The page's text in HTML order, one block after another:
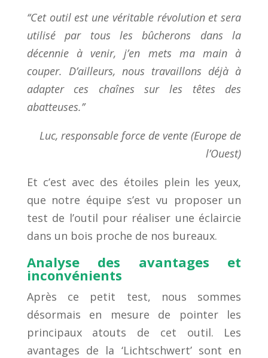
‘‘Cet outil est une véritable révolution et sera
utilisé par tous les bûcherons dans la
décennie à venir, j’en mets ma main à
couper. D’ailleurs, nous travaillons déjà à
adapter ces chaînes sur les têtes des
abatteuses.’’
Luc, responsableforce de vente (Europe de
l’Ouest)
Et c’est avec des étoiles plein les yeux,
que notre équipe s’est vu proposer un
test de l’outil pour réaliser une éclaircie
dans un bois proche de nos bureaux.
Analyse des avantages et
inconvénients
Après ce petit test, nous sommes
désormais en mesure de pointer les
principaux atouts de cet outil. Les
avantages de la ‘Lichtschwert’ sont en